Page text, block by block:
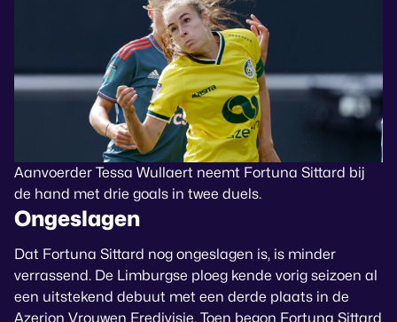
Aanvoerder Tessa Wullaert neemt Fortuna Sittard bij
de hand met drie goals in twee duels.
Ongeslagen
Dat Fortuna Sittard nog ongeslagen is, is minder
verrassend. De Limburgse ploeg kende vorig seizoen al
een uitstekend debuut met een derde plaats in de
Azerion Vrouwen Eredivisie. Toen begon Fortuna Sittard